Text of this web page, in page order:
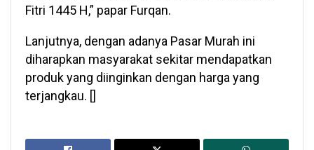
Fitri 1445 H,” papar Furqan.
Lanjutnya, dengan adanya Pasar Murah ini
diharapkan masyarakat sekitar mendapatkan
produk yang diinginkan dengan harga yang
terjangkau. []